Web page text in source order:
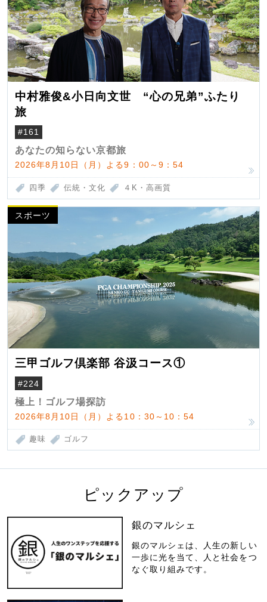
中村雅俊&小日向文世 “心の兄弟”ふたり
旅
#161
あなたの知らない京都旅
2026年8月10日（月）よる9：00～9：54
四季 伝統・文化 ４K・高画質
スポーツ
三甲ゴルフ倶楽部 谷汲コース①
#224
極上！ゴルフ場探訪
2026年8月10日（月）よる10：30～10：54
趣味 ゴルフ
ピックアップ
銀のマルシェ
銀のマルシェは、人生の新しい
一歩に光を当て、人と社会をつ
なぐ取り組みです。